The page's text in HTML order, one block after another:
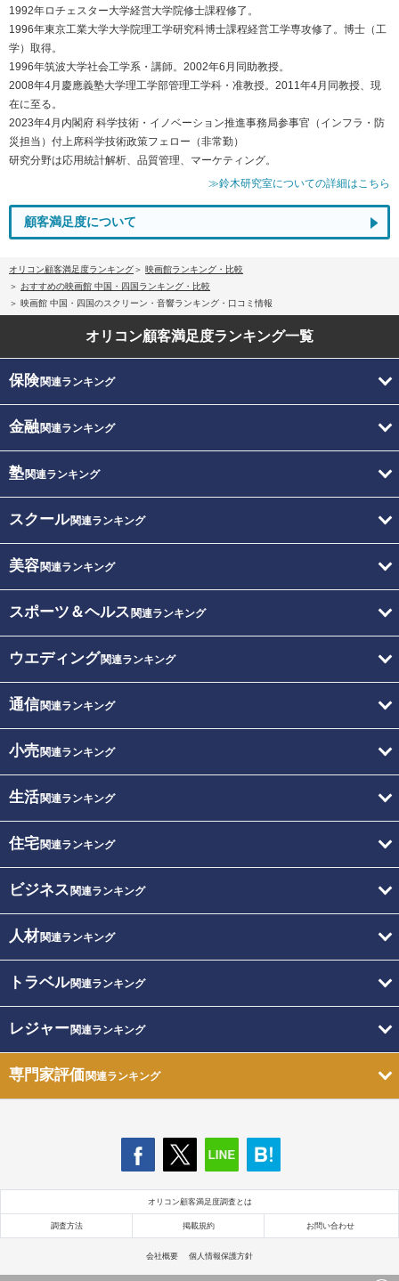
1992年ロチェスター大学経営大学院修士課程修了。
1996年東京工業大学大学院理工学研究科博士課程経営工学専攻修了。博士（工
学）取得。
1996年筑波大学社会工学系・講師。2002年6月同助教授。
2008年4月慶應義塾大学理工学部管理工学科・准教授。2011年4月同教授、現
在に至る。
2023年4月内閣府 科学技術・イノベーション推進事務局参事官（インフラ・防
災担当）付上席科学技術政策フェロー（非常勤）
研究分野は応用統計解析、品質管理、マーケティング。
≫鈴木研究室についての詳細はこちら
顧客満足度について
オリコン顧客満足度ランキング
映画館ランキング・比較
おすすめの映画館 中国・四国ランキング・比較
映画館 中国・四国のスクリーン・音響ランキング・口コミ情報
オリコン顧客満足度ランキング一覧
保険関連ランキング
金融関連ランキング
塾関連ランキング
スクール関連ランキング
美容関連ランキング
スポーツ＆ヘルス 関連ランキング
ウエディング関連ランキング
通信関連ランキング
小売関連ランキング
生活関連ランキング
住宅関連ランキング
ビジネス 関連ランキング
人材関連ランキング
トラベル関連ランキング
レジャー関連ランキング
専門家評価関連ランキング
オリコン顧客満足度調査とは
調査方法 掲載規約 お問い合わせ
会社概要 個人情報保護方針